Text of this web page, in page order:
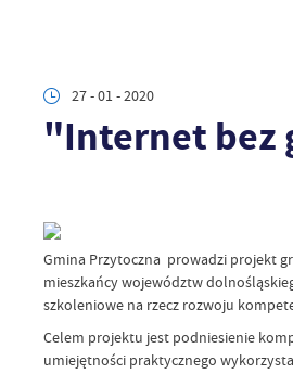
27 - 01 - 2020
"Internet bez
Gmina Przytoczna prowadzi projekt
mieszkańcy województw
szkoleniowe na rzecz rozwoju
Celem projektu jest podniesienie
umiejętności praktycznego